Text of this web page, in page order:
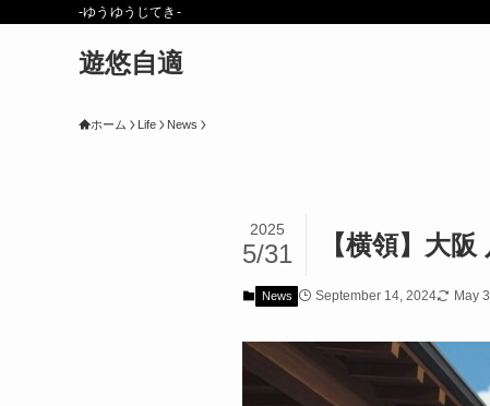
-ゆうゆうじてき-
遊悠自適
ホーム Life News
【横領】大
2025
5/31
News September 14, 2024 May